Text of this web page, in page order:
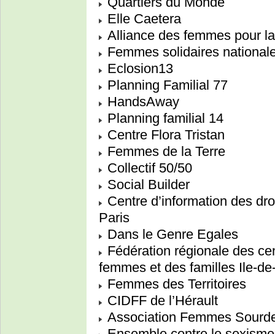
Elle Caetera
Alliance des femmes pour
Femmes solidaires
Eclosion13
Planning Familial 77
HandsAway
Planning familial 14
Centre Flora Tristan
Femmes de la Terre
Collectif 50/50
Social Builder
Centre d’information des
Paris
Dans le Genre Egales
Fédération régionale des
femmes et des familles Ile-
Femmes des Territoires
CIDFF de l’Hérault
Association Femmes